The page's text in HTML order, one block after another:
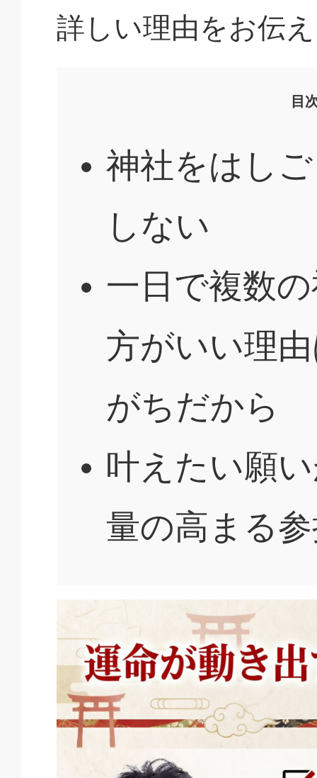
詳しい理由をお伝
目
神社をはし
しない
一日で複数
方がいい理
がちだから
叶えたい願
量の高まる